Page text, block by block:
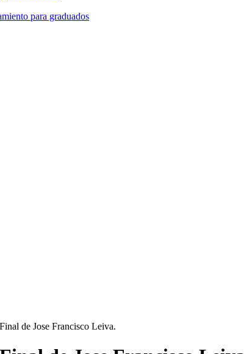
para graduados
de Jose Francisco Leiva.